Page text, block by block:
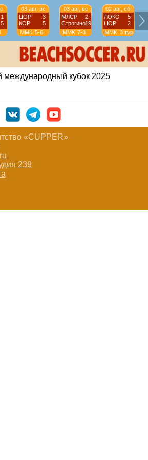
1
5
03 авг, вс
ЦОР
3
КОР
5
ММК 5-6
03 авг, вс
МЛСР
2
Строгино19
ММК 7-8
02 авг, сб
ЛОКО
5
ЦОР
2
ММК 3 тур
международный кубок 2025
«CUPPER»
239